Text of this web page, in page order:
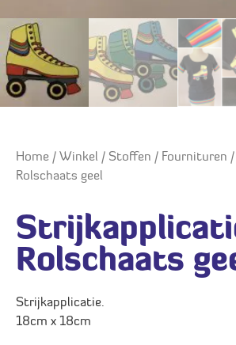
Home / Winkel / Stoffen / Fournituren
Rolschaats geel
Rolschaats
Strijkapplicatie.
18cm x 18cm